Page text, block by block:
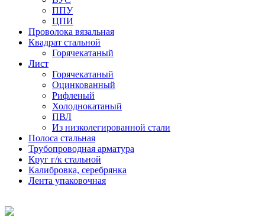
ППУ
ЦПИ
Проволока вязальная
Квадрат стальной
Горячекатаный
Лист
Горячекатаный
Оцинкованный
Рифленый
Холоднокатаный
ПВЛ
Из низколегированной стали
Полоса стальная
Трубопроводная арматура
Круг г/к стальной
Калибровка, серебрянка
Лента упаковочная